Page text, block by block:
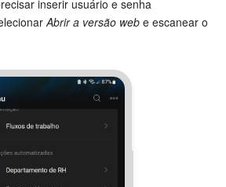
inserir usuário e senha
Abrir a versão web e escanear o